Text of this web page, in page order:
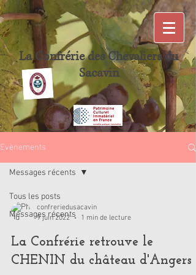
La Confrérie des Chevaliers du
Sacavin
Evènements
Tous les posts
Messages récents
Messages récents
confreriedusacavin
9 juin 2022
1 min de lecture
La Confrérie retrouve le
CHENIN du château d'Angers